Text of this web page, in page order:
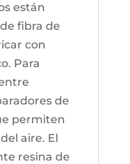
están
fibra de
con
Para
de
permiten
aire. El
resina de